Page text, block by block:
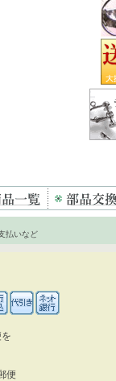
払いなど
便